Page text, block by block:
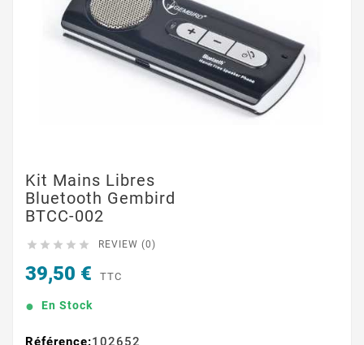
Kit Mains Libres
Bluetooth Gembird
BTCC-002
     REVIEW (0)
39,50 € TTC
En Stock
Référence:102652